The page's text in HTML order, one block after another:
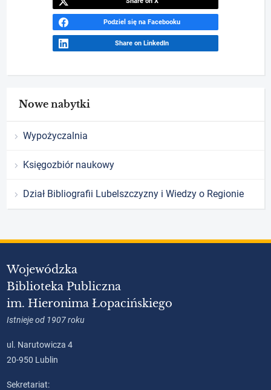
Podziel się na Facebooku
Share on LinkedIn
Nowe nabytki
Wypożyczalnia
Księgozbiór naukowy
Dział Bibliografii Lubelszczyzny i Wiedzy o Regionie
Wojewódzka
Biblioteka Publiczna
im. Hieronima Łopacińskiego
Istnieje od 1907 roku
ul. Narutowicza 4
20-950 Lublin
Sekretariat: